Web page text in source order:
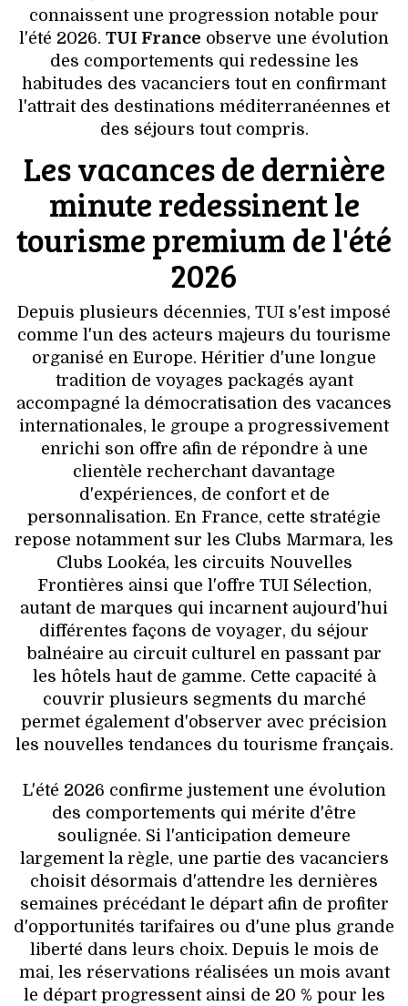
connaissent une progression notable pour
l'été 2026. TUI France observe une évolution
des comportements qui redessine les
habitudes des vacanciers tout en confirmant
l'attrait des destinations méditerranéennes et
des séjours tout compris.
Les vacances de dernière
minute redessinent le
tourisme premium de l'été
2026
Depuis plusieurs décennies, TUI s'est imposé
comme l'un des acteurs majeurs du tourisme
organisé en Europe. Héritier d'une longue
tradition de voyages packagés ayant
accompagné la démocratisation des vacances
internationales, le groupe a progressivement
enrichi son offre afin de répondre à une
clientèle recherchant davantage
d'expériences, de confort et de
personnalisation. En France, cette stratégie
repose notamment sur les Clubs Marmara, les
Clubs Lookéa, les circuits Nouvelles
Frontières ainsi que l'offre TUI Sélection,
autant de marques qui incarnent aujourd'hui
différentes façons de voyager, du séjour
balnéaire au circuit culturel en passant par
les hôtels haut de gamme. Cette capacité à
couvrir plusieurs segments du marché
permet également d'observer avec précision
les nouvelles tendances du tourisme français.
L'été 2026 confirme justement une évolution
des comportements qui mérite d'être
soulignée. Si l'anticipation demeure
largement la règle, une partie des vacanciers
choisit désormais d'attendre les dernières
semaines précédant le départ afin de profiter
d'opportunités tarifaires ou d'une plus grande
liberté dans leurs choix. Depuis le mois de
mai, les réservations réalisées un mois avant
le départ progressent ainsi de 20 % pour les